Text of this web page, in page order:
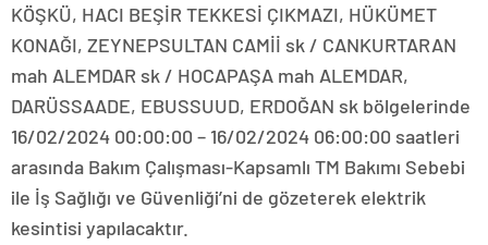
KÖŞKÜ, HACI BEŞİR TEKKESİ ÇIKMAZI, HÜKÜMET
KONAĞI, ZEYNEPSULTAN CAMİİ sk / CANKURTARAN
mah ALEMDAR sk / HOCAPAŞA mah ALEMDAR,
DARÜSSAADE, EBUSSUUD, ERDOĞAN sk bölgelerinde
16/02/2024 00:00:00 – 16/02/2024 06:00:00 saatleri
arasında Bakım Çalışması-Kapsamlı TM Bakımı Sebebi
ile İş Sağlığı ve Güvenliği’ni de gözeterek elektrik
kesintisi yapılacaktır.